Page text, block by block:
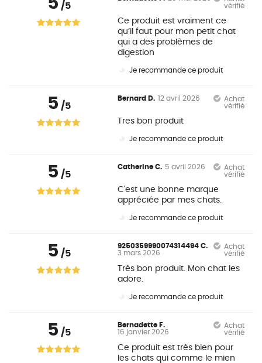
5 /5
vérifié
Ce produit est vraiment ce
qu’il faut pour mon petit chat
qui a des problèmes de
digestion
Je recommande ce produit
5 /5
Bernard D. 12 avril 2026
Achat
vérifié
Tres bon produit
Je recommande ce produit
5 /5
Catherine C. 5 avril 2026
Achat
vérifié
C'est une bonne marque
appréciée par mes chats.
Je recommande ce produit
5 /5
9250359990074314494 C.
3 mars 2026
Achat
vérifié
Très bon produit. Mon chat les
adore.
Je recommande ce produit
5 /5
Bernadette F.
16 janvier 2026
Achat
vérifié
Ce produit est très bien pour
les chats qui comme le mien